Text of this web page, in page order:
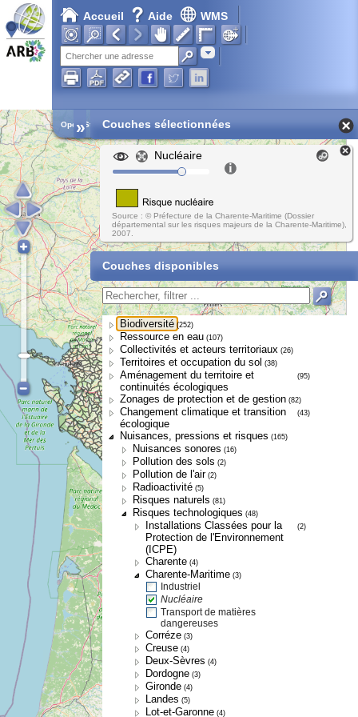
Accueil Aide WMS
Adresse
Open Street Map
» Couches sélectionnées
Nucléaire
Source : © Préfecture de la Charente-Maritime (Dossier
départemental sur les risques majeurs de la Charente-Maritime),
2007.
Couches disponibles
Biodiversité (252)
Ressource en eau (107)
Collectivités et acteurs territoriaux (26)
Territoires et occupation du sol (38)
Aménagement du territoire et
continuités écologiques
(95)
Zonages de protection et de gestion (82)
Changement climatique et transition
écologique
(43)
Nuisances, pressions et risques (165)
Nuisances sonores (16)
Pollution des sols (2)
Pollution de l'air (2)
Radioactivité (5)
Risques naturels (81)
Risques technologiques (48)
Installations Classées pour la
Protection de l'Environnement
(ICPE)
(2)
Charente (4)
Charente-Maritime (3)
Industriel
Nucléaire
Transport de matières
dangereuses
Corréze (3)
Creuse (4)
Deux-Sèvres (4)
Dordogne (3)
Gironde (4)
Landes (5)
Lot-et-Garonne (4)